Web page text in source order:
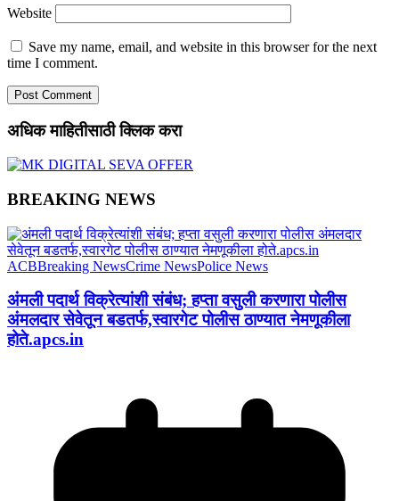
Website
Save my name, email, and website in this browser for the next
time I comment.
अधिक माहितीसाठी क्लिक करा
BREAKING NEWS
ACBBreaking NewsCrime NewsPolice News
अंमली पदार्थ विक्रेत्यांशी संबंध; हप्ता वसुली करणारा पोलीस
अंमलदार सेवेतून बडतर्फ,स्वारगेट पोलीस ठाण्यात नेमणूकीला
होते.apcs.in